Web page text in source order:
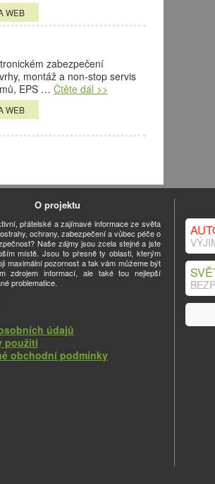
WEB
zabezpečení
montáž a non-stop servis
EPS … Čtěte dál >>
WEB
O projektu
přátelské a zajímavé informace ze světa
ochrany, zabezpečení a vůbec péče o
Naše zájmy jsou zcela stejné a jste
místě. Jsou to přesně ty oblasti, kterým
maximální pozornost a tak vám můžeme být
zdrojem informací, ale také tou nejlepší
problematice.
údajů
použití
obchodní podmínky